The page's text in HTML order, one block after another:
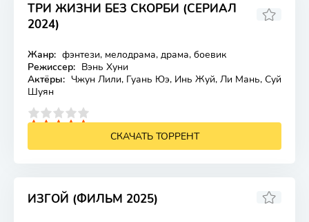
ТРИ ЖИЗНИ БЕЗ СКОРБИ (СЕРИАЛ
2024)
Лицензия
Жанр: фэнтези, мелодрама, драма, боевик
Режиссер: Вэнь Хуни
Актёры: Чжун Лили, Гуань Юэ, Инь Жуй, Ли Мань, Суй
Шуян
СКАЧАТЬ ТОРРЕНТ
ИЗГОЙ (ФИЛЬМ 2025)